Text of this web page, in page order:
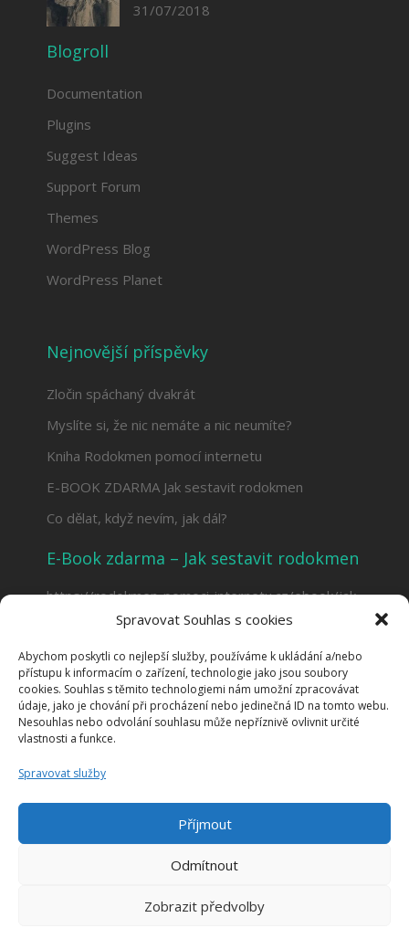
Spravovat Souhlas s cookies
Abychom poskytli co nejlepší služby, používáme k ukládání a/nebo
přístupu k informacím o zařízení, technologie jako jsou soubory
cookies. Souhlas s těmito technologiemi nám umožní zpracovávat
údaje, jako je chování při procházení nebo jedinečná ID na tomto webu.
Nesouhlas nebo odvolání souhlasu může nepříznivě ovlivnit určité
vlastnosti a funkce.
Spravovat služby
Příjmout
Odmítnout
Zobrazit předvolby
31/07/2018
Blogroll
Documentation
Plugins
Suggest Ideas
Support Forum
Themes
WordPress Blog
WordPress Planet
Nejnovější příspěvky
Zločin spáchaný dvakrát
Myslíte si, že nic nemáte a nic neumíte?
Kniha Rodokmen pomocí internetu
E-BOOK ZDARMA Jak sestavit rodokmen
Co dělat, když nevím, jak dál?
E-Book zdarma – Jak sestavit rodokmen
https://rodokmen-pomoci-internetu.cz/ebook/jak-
sestavit-rodokmen-2/
Najdete mě i na sociálních sítích